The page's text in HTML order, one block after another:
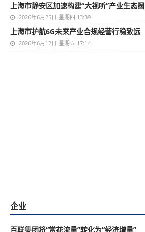
上海市静安区加速构建“大视听”产业生态圈
2026年6月25日 星期四 13:39
上海市护航6G未来产业合规经营行稳致远
2026年6月12日 星期五 17:14
企业
百联集团将“赏花流量”转化为“经济增量”